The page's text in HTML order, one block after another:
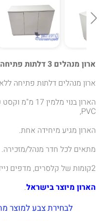
ארון מנהלים 3 דלתות פתיחה בנגיעה 40*120*90H.
ארון מנהלים דלתות פתיחה
PVC,
הארון מגיע מיחידה אחת.
מתאים לכל חדר מנהל/מזכירה.
2קומות של קלסרים, מדפים ניידים.
הארון מיוצר בישראל.
לבחירת צבע למוצר